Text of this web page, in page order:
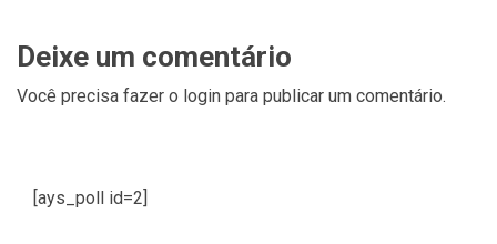
Deixe um comentário
Você precisa fazer o login para publicar um comentário.
[ays_poll id=2]